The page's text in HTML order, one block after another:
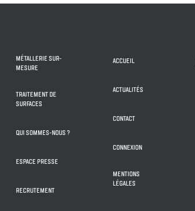
MÉTALLERIE SUR-
MESURE
TRAITEMENT DE
SURFACES
QUI SOMMES-NOUS ?
ESPACE PRESSE
RECRUTEMENT
ACCUEIL
ACTUALITÉS
CONTACT
CONNEXION
MENTIONS
LÉGALES